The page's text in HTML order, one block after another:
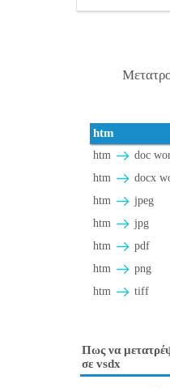
htm
htm
doc
htm
docx
htm
jpeg
htm
jpg
htm
pdf
htm
png
htm
tiff
Πως να
σε vsdx